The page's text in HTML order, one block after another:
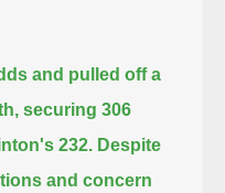
and pulled off a
securing 306
232. Despite
and concern